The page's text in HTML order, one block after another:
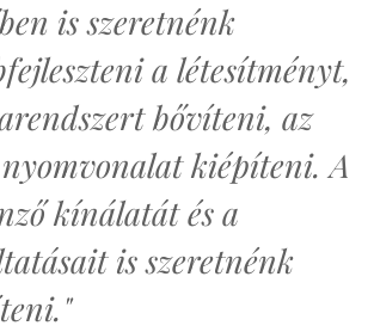
is szeretnénk
a létesítményt,
bővíteni, az
nyomvonalat kiépíteni. A
kínálatát és a
is szeretnénk